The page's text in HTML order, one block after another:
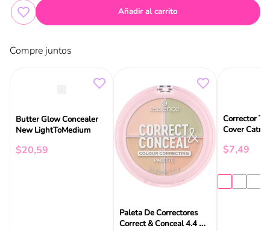
Añadir al carrito
Compre juntos
Butter Glow Concealer
New LightToMedium
$20,59
Paleta De Correctores
Correct & Conceal 4.4 Gr
Corrector
Cover
$7,49